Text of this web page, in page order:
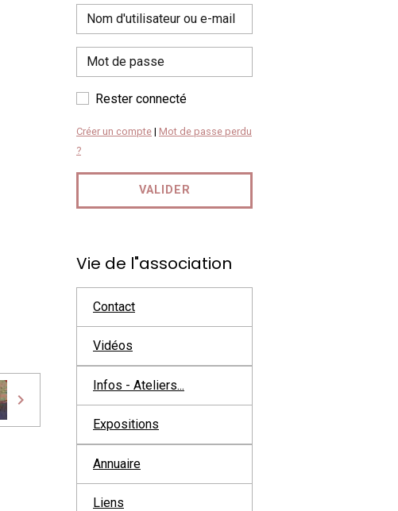
Rester connecté
Créer un compte | Mot de passe perdu
?
VALIDER
Vie de l"association
Contact
Vidéos
Infos - Ateliers...
Expositions
Annuaire
Liens